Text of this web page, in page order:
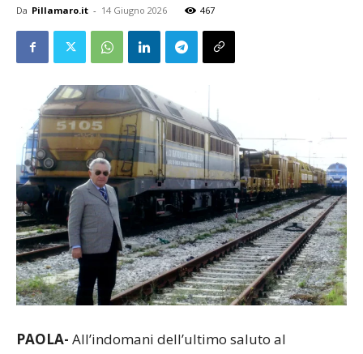
Da Pillamaro.it - 14 Giugno 2026 467
PAOLA- All’indomani dell’ultimo saluto al